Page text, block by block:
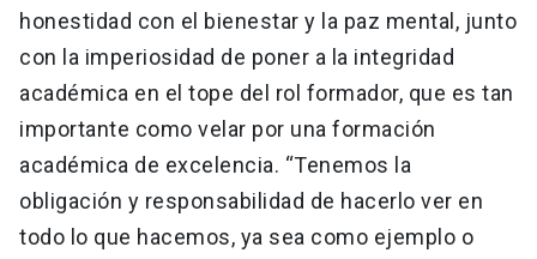
honestidad con el bienestar y la paz mental, junto
con la imperiosidad de poner a la integridad
académica en el tope del rol formador, que es tan
importante como velar por una formación
académica de excelencia. “Tenemos la
obligación y responsabilidad de hacerlo ver en
todo lo que hacemos, ya sea como ejemplo o